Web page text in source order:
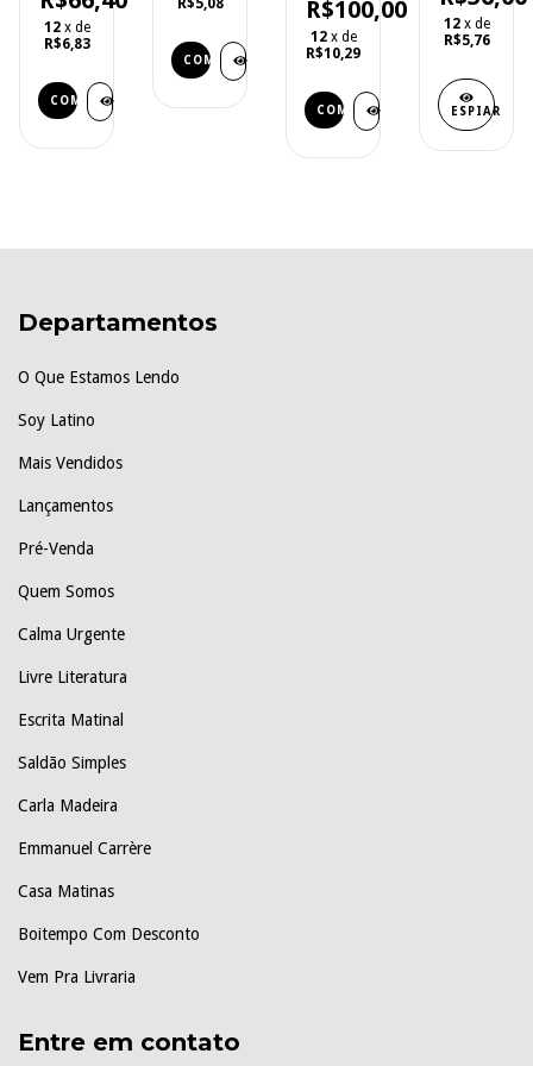
12 x de
R$6,83
R$5,08
R$100,00
12 x de
R$10,29
12 x de
R$5,76
ESPIAR
Departamentos
O Que Estamos Lendo
Soy Latino
Mais Vendidos
Lançamentos
Pré-Venda
Quem Somos
Calma Urgente
Livre Literatura
Escrita Matinal
Saldão Simples
Carla Madeira
Emmanuel Carrère
Casa Matinas
Boitempo Com Desconto
Vem Pra Livraria
Entre em contato